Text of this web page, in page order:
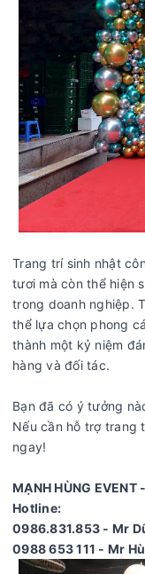
Trang trí sinh nhật
tươi mà còn thể hiện
trong doanh nghiệp.
thể lựa chọn phong
thành một kỷ niệm
hàng và đối tác.
Bạn đã có ý tưởng
Nếu cần hỗ trợ trang
ngay!
MẠNH HÙNG EVENT
Hotline:
0986.831.853 - Mr
0988 653 111 - Mr